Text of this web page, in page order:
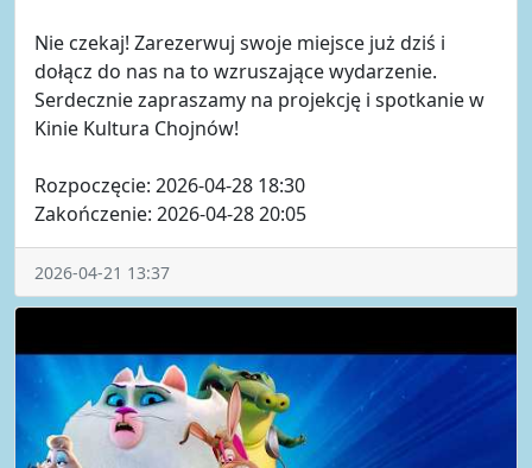
Nie czekaj! Zarezerwuj swoje miejsce już dziś i
dołącz do nas na to wzruszające wydarzenie.
Serdecznie zapraszamy na projekcję i spotkanie w
Kinie Kultura Chojnów!
Rozpoczęcie: 2026-04-28 18:30
Zakończenie: 2026-04-28 20:05
2026-04-21 13:37